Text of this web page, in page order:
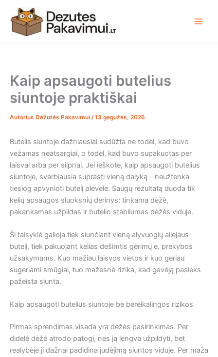
Pereiti
prie
turinio
Kaip apsaugoti butelius
siuntoje praktiškai
Autorius Dėžutės Pakavimui /13 gegužės, 2026
Butelis siuntoje dažniausiai sudūžta ne todėl, kad buvo
vežamas neatsargiai, o todėl, kad buvo supakuotas per
laisvai arba per silpnai. Jei ieškote, kaip apsaugoti butelius
siuntoje, svarbiausia suprasti vieną dalyką – neužtenka
tiesiog apvynioti butelį plėvele. Saugų rezultatą duoda tik
kelių apsaugos sluoksnių derinys: tinkama dėžė,
pakankamas užpildas ir butelio stabilumas dėžės viduje.
Ši taisyklė galioja tiek siunčiant vieną alyvuogių aliejaus
butelį, tiek pakuojant kelias dešimtis gėrimų e. prekybos
užsakymams. Kuo mažiau laisvos vietos ir kuo geriau
sugeriami smūgiai, tuo mažesnė rizika, kad gavėją pasieks
pažeista siunta.
Kaip apsaugoti butelius siuntoje be bereikalingos rizikos
Pirmas sprendimas visada yra dėžės pasirinkimas. Per
didelė dėžė atrodo patogi, nes ją lengva užpildyti, bet
realybėje ji dažnai padidina judėjimą siuntos viduje. Per maža